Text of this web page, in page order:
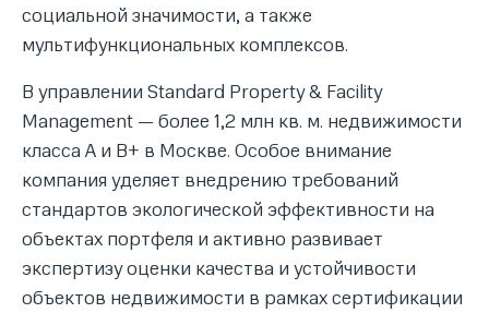
социальной значимости, а также
мультифункциональных комплексов.
В управлении Standard Property & Facility
Management — более 1,2 млн кв. м. недвижимости
класса А и В+ в Москве. Особое внимание
компания уделяет внедрению требований
стандартов экологической эффективности на
объектах портфеля и активно развивает
экспертизу оценки качества и устойчивости
объектов недвижимости в рамках сертификации